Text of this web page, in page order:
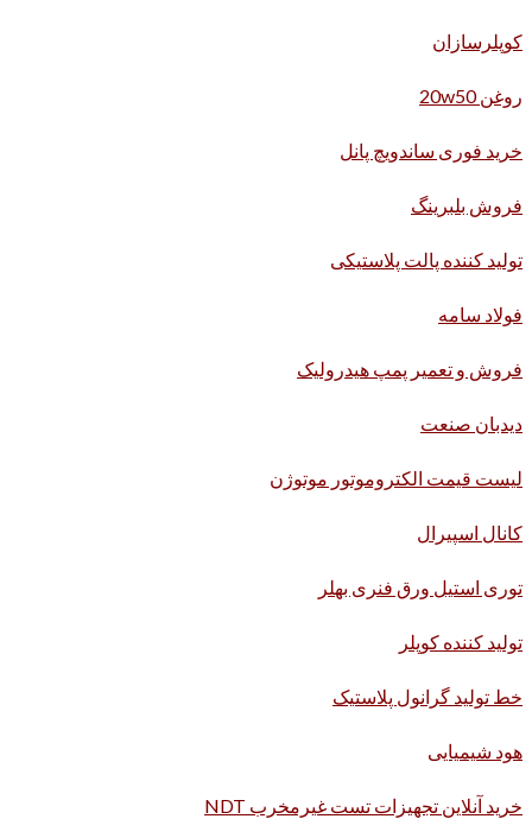
کوپلرسازان
روغن 20w50
خرید فوری ساندویچ پانل
فروش بلبرینگ
تولید کننده پالت پلاستیکی
فولاد سامه
فروش و تعمیر پمپ هیدرولیک
دیدبان صنعت
لیست قیمت الکتروموتور موتوژن
کانال اسپیرال
توری استیل ورق فنری بهلر
تولید کننده کوپلر
خط تولید گرانول پلاستیک
هود شیمیایی
خرید آنلاین تجهیزات تست غیرمخرب NDT